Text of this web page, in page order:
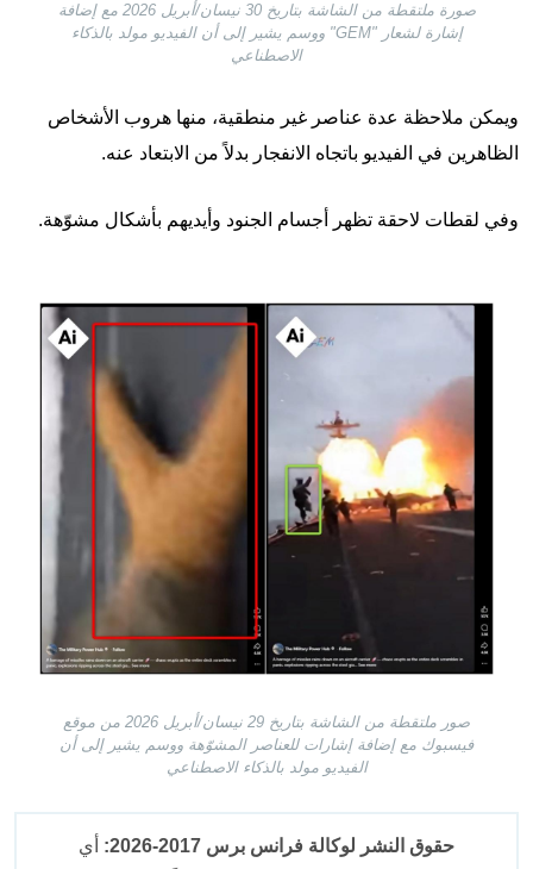
صورة ملتقطة من الشاشة بتاريخ 30 نيسان/أبريل 2026 مع إضافة
إشارة لشعار "GEM" ووسم يشير إلى أن الفيديو مولد بالذكاء
الاصطناعي
ويمكن ملاحظة عدة عناصر غير منطقية، منها هروب الأشخاص
الظاهرين في الفيديو باتجاه الانفجار بدلاً من الابتعاد عنه.
وفي لقطات لاحقة تظهر أجسام الجنود وأيديهم بأشكال مشوّهة.
صور ملتقطة من الشاشة بتاريخ 29 نيسان/أبريل 2026 من موقع
فيسبوك مع إضافة إشارات للعناصر المشوّهة ووسم يشير إلى أن
الفيديو مولد بالذكاء الاصطناعي
حقوق النشر لوكالة فرانس برس 2017-2026:
أي